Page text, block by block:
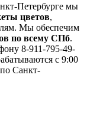
Петербурге мы
цветов,
Мы обеспечим
по всему СПб.
8-911-795-49-
с 9:00
Санкт-